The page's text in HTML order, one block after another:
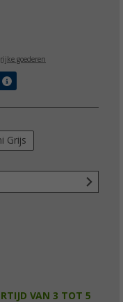
goederen
Grijs
VAN 3 TOT 5